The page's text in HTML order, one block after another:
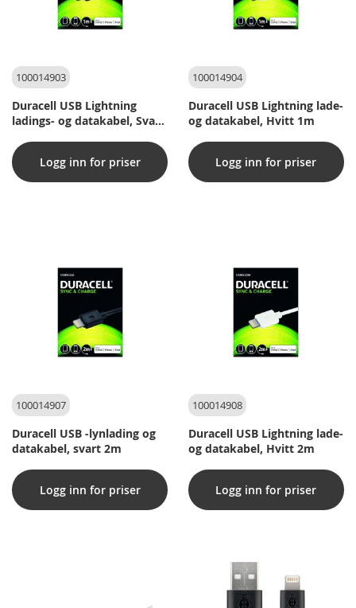
100014903
Duracell USB Lightning
ladings- og datakabel, Svart
Logg inn for priser
100014904
Duracell USB Lightning lade-
og datakabel, Hvitt 1m
Logg inn for priser
100014907
Duracell USB -lynlading og
datakabel, svart 2m
Logg inn for priser
100014908
Duracell USB Lightning lade-
og datakabel, Hvitt 2m
Logg inn for priser